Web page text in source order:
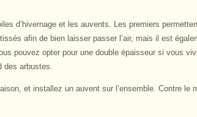
d’hivernage et les auvents. Les premiers
afin de bien laisser passer l’air, mais il est
pouvez opter pour une double épaisseur si vous
des arbustes.
et installez un auvent sur l’ensemble. Contre le